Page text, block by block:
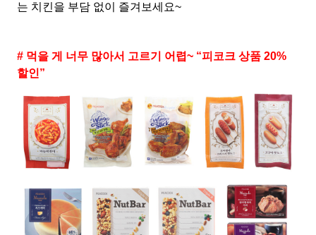
는 치킨을 부담 없이 즐겨보세요~
# 먹을 게 너무 많아서 고르기 어렵~ “피코크 상품 20%
할인”